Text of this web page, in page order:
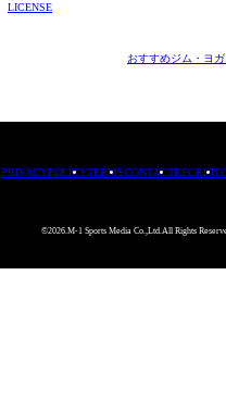
LICENSE
おすすめジム・ヨガ
PRIVACYPOLICYTERMSCONTACTRECRUIT
©2026.M-1 Sports Media Co.,Ltd.All Rights